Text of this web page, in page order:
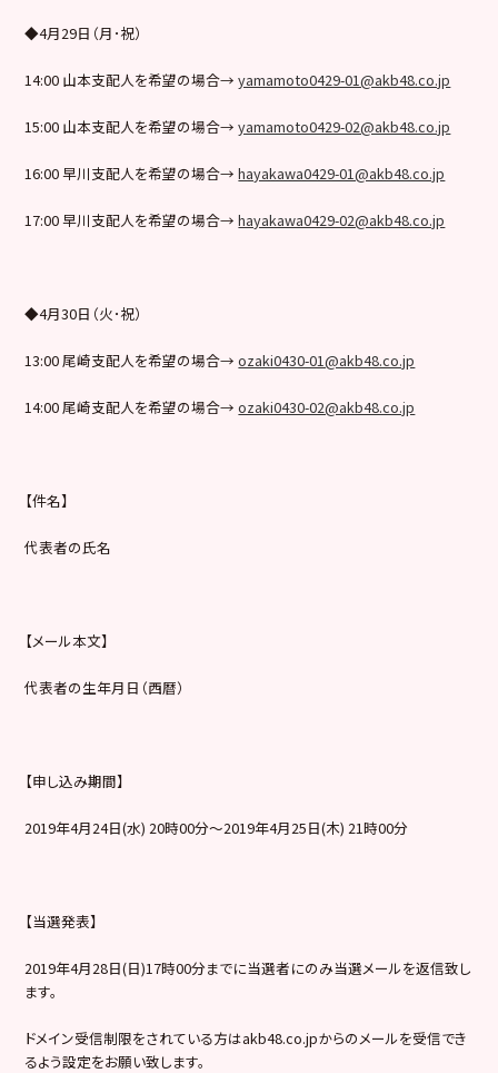
◆4月29日（月･祝）
14:00 山本支配人を希望の場合→yamamoto0429-01@akb48.co.jp
15:00 山本支配人を希望の場合→yamamoto0429-02@akb48.co.jp
16:00 早川支配人を希望の場合→hayakawa0429-01@akb48.co.jp
17:00 早川支配人を希望の場合→hayakawa0429-02@akb48.co.jp
◆4月30日（火･祝）
13:00 尾崎支配人を希望の場合→ozaki0430-01@akb48.co.jp
14:00 尾崎支配人を希望の場合→ozaki0430-02@akb48.co.jp
【件名】
代表者の氏名
【メール本文】
代表者の生年月日（西暦）
【申し込み期間】
2019年4月24日(水) 20時00分～2019年4月25日(木) 21時00分
【当選発表】
2019年4月28日(日)17時00分までに当選者にのみ当選メールを返信致し
ます。
ドメイン受信制限をされている方はakb48.co.jpからのメールを受信でき
るよう設定をお願い致します。